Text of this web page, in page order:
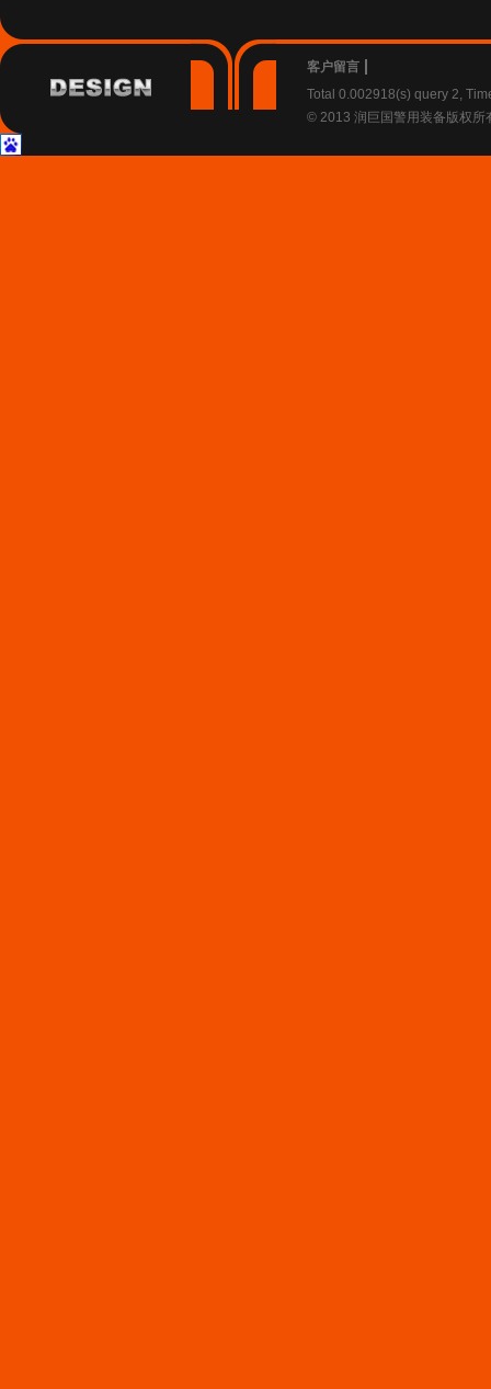
客户留言
Total 0.002918(s) query 2,
© 2013 润巨国警用装备版权所